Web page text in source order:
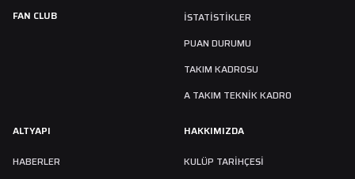
FAN CLUB
İSTATİSTİKLER
PUAN DURUMU
TAKIM KADROSU
A TAKIM TEKNİK KADRO
ALTYAPI
HABERLER
HAKKIMIZDA
KULÜP TARIHÇESI